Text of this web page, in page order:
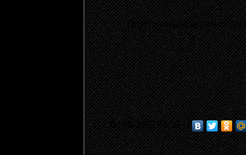
Опубликовано архивное
04.06.2015 03:59